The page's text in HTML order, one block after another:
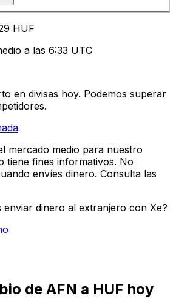
HUF
a las 6:33 UTC
en divisas hoy. Podemos superar
mercado medio para nuestro
tiene fines informativos. No
envíes dinero. Consulta las
enviar dinero al extranjero con Xe?
de AFN a HUF hoy